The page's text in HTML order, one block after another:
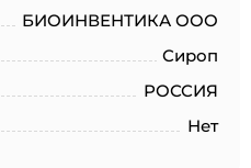
БИОИНВЕНТИКА ООО
Сироп
РОССИЯ
Нет
на обработку